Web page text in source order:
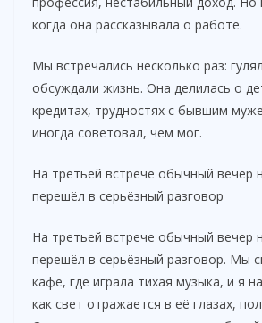
когда она рассказывала о работе.
Мы встречались несколько раз:
обсуждали жизнь. Она делилась о
кредитах, трудностях с бывшим
иногда советовал, чем мог.
На третьей встрече обычный вечер
перешёл в серьёзный разговор
На третьей встрече обычный вечер
перешёл в серьёзный разговор. Мы
кафе, где играла тихая музыка, и я
как свет отражается в её глазах,